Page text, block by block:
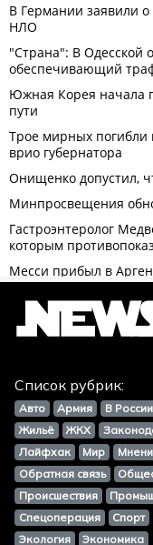
Список рубрик:
Авто Армия В России
Жильё
ЖКХ
Лайфхак
Мир
Обратная связь
Происшествия
Спецоперация
Спорт
Экология
Экономика